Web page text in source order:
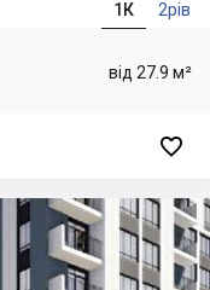
1К 2рів
від 27.9 м²
